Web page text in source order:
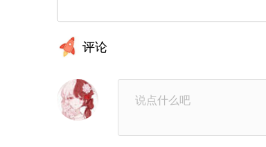
第6章：心动
第4话
第2章：醉酒
评论